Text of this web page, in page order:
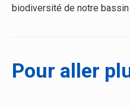
biodiversité de notre bassin
Pour aller